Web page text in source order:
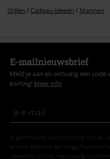
Stijlen Cadeau-ideeën Mannen
E-mailnieuwsbrief
Meld je aan en ontvang een code
korting! Meer info
Ik geef hierbij toestemming om de
ermee akkoord dat Large
verwerkt om mij regelmatig te